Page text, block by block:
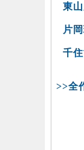
東
片
千
>>全